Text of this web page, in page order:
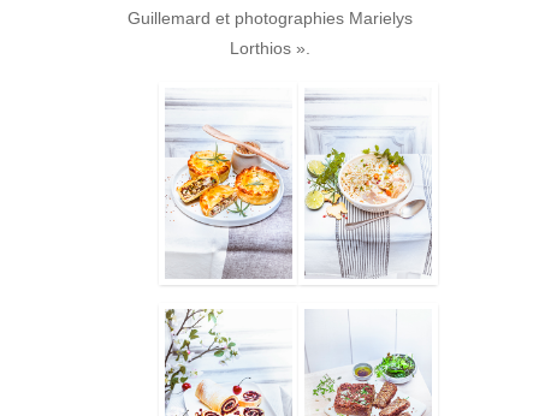
Guillemard et photographies Marielys
Lorthios ».